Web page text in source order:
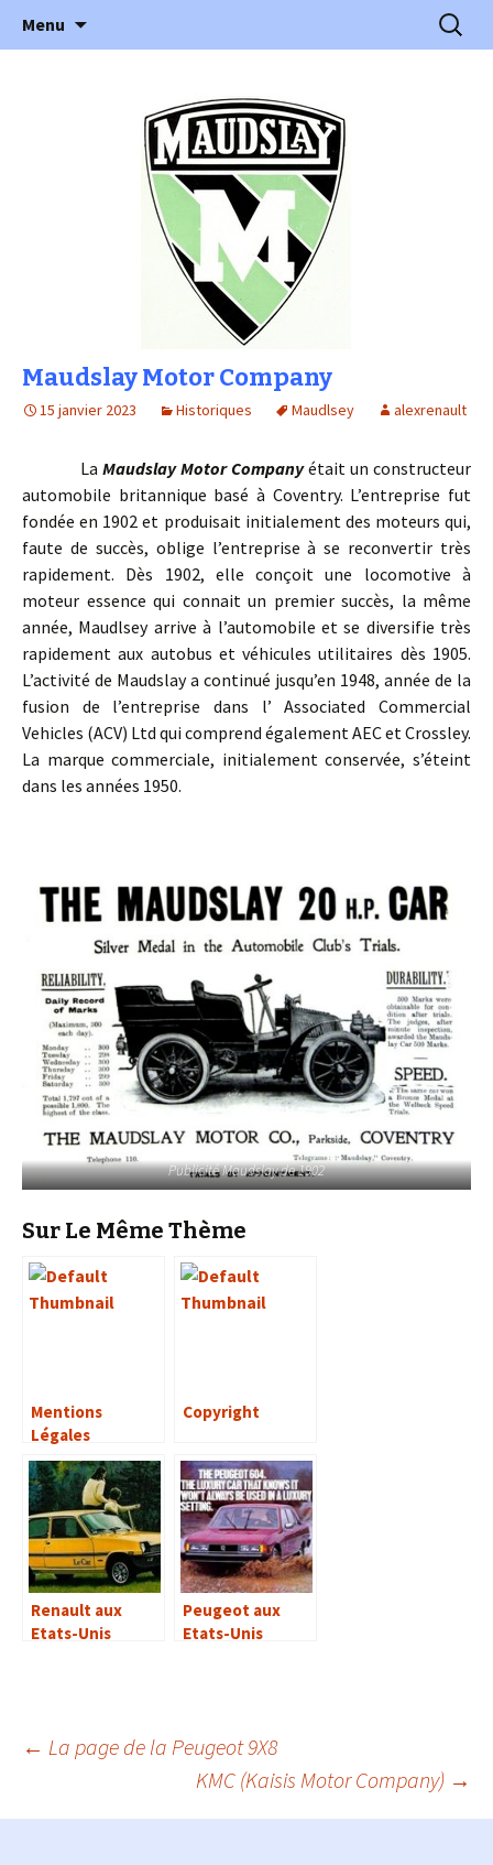
l'Automobile Ancienne
l'automobile ancienne : articles, historiques
…
Menu
Maudslay Motor Company
15 janvier 2023 Historiques Maudlsey alexrenault
La Maudslay Motor Companyétait un constructeur
automobile britannique basé à Coventry. L’entreprise fut
fondée en 1902 et produisait initialement des moteurs qui,
faute de succès, oblige l’entreprise à se reconvertir très
rapidement. Dès 1902, elle conçoit une locomotive à
moteur essence qui connait un premier succès, la même
année, Maudlsey arrive à l’automobile et se diversifie très
rapidement aux autobus et véhicules utilitaires dès 1905.
L’activité de Maudslay a continué jusqu’en 1948, année de la
fusion de l’entreprise dans l’ Associated Commercial
Vehicles (ACV) Ltd qui comprend également AEC et Crossley.
La marque commerciale, initialement conservée, s’éteint
dans les années 1950.
Publicité Maudslay de 1902
Sur Le Même Thème
Mentions
Légales
Copyright
Renault aux
Etats-Unis
Peugeot aux
Etats-Unis
Navigation
des
← La page de la Peugeot 9X8
KMC (Kaisis Motor Company) →